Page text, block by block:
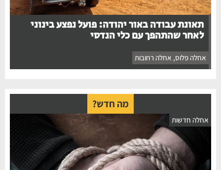
תאונת עבודה באור יהודה: פועל נפצע בינוני
לאחר שהתהפך עם כלי הנדסי
אחלה פלוס ,אחלה רחובות
מה חדש?
חדשות